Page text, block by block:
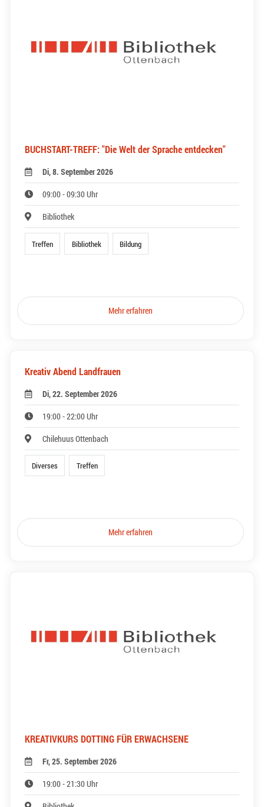
BUCHSTART-TREFF: "Die Welt der Sprache entdecken"
Di, 8. September 2026
09:00 - 09:30 Uhr
Bibliothek
Treffen Bibliothek Bildung
Mehr erfahren
Kreativ Abend Landfrauen
Di, 22. September 2026
19:00 - 22:00 Uhr
Chilehuus Ottenbach
Diverses Treffen
Mehr erfahren
KREATIVKURS DOTTING FÜR ERWACHSENE
Fr, 25. September 2026
19:00 - 21:30 Uhr